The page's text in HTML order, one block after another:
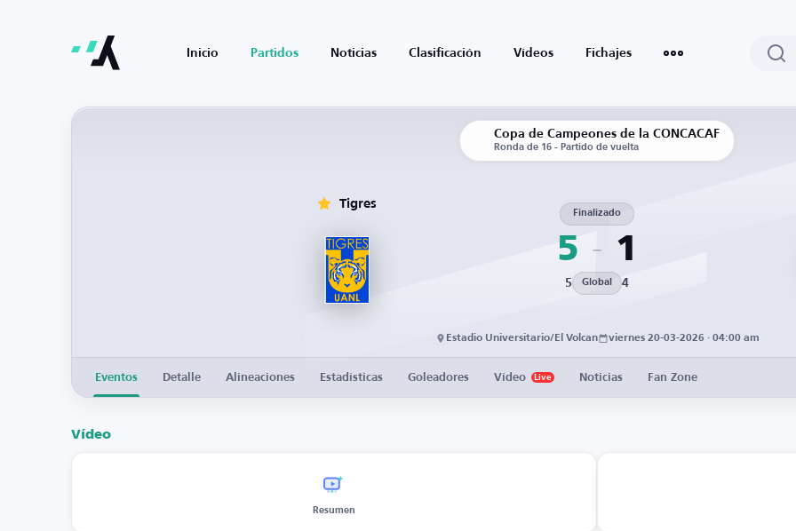
Inicio Partidos Noticias Clasificación Vídeos Fichajes
Copa de Campeones de la CONCACAF
Ronda de 16 - Partido de vuelta
Tigres
5
Finalizado
1
5 Global 4
Estadio Universitario/El Volcan viernes 20-03-2026 · 04:00 am
Eventos Detalle Alineaciones Estadísticas Goleadores Vídeo Live Noticias Fan Zone
Vídeo
Resumen